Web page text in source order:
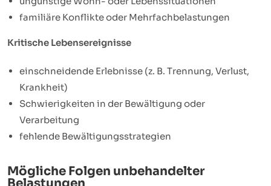
familiäre Konflikte oder Mehrfachbelastungen
Kritische Lebensereignisse
einschneidende Erlebnisse (z. B. Trennung, Verlust,
Krankheit)
Schwierigkeiten in der Bewältigung oder
Verarbeitung
fehlende Bewältigungsstrategien
Mögliche Folgen unbehandelter
Belastungen